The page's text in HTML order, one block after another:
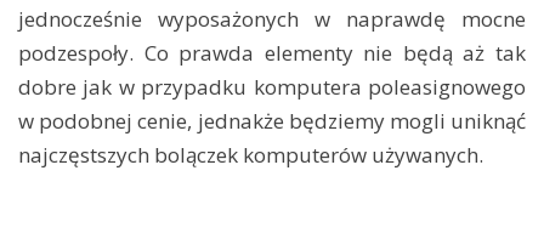
jednocześnie wyposażonych w naprawdę mocne
podzespoły. Co prawda elementy nie będą aż tak
dobre jak w przypadku komputera poleasignowego
w podobnej cenie, jednakże będziemy mogli uniknąć
najczęstszych bolączek komputerów używanych.